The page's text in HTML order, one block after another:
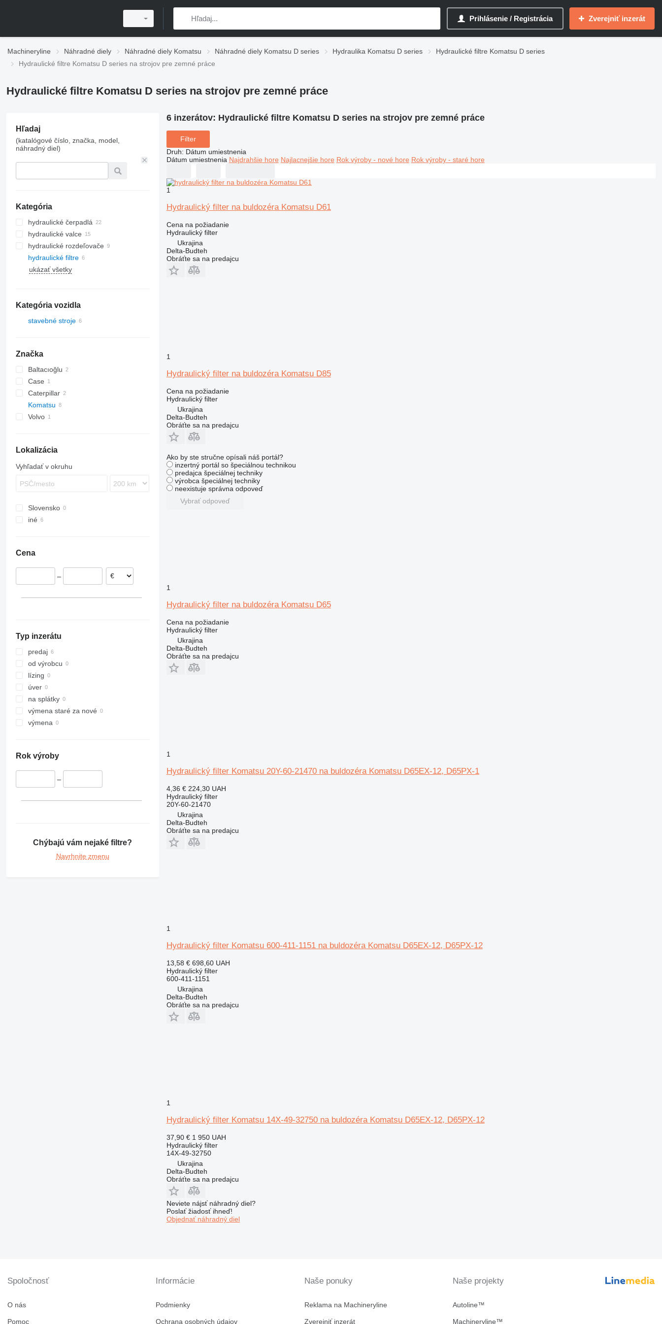
Prihlásenie / Registrácia Zverejniť inzerát
Machineryline Náhradné diely Náhradné diely Komatsu Náhradné diely Komatsu D series Hydraulika Komatsu D series
Hydraulické filtre Komatsu D series
Hydraulické filtre Komatsu D series na strojov pre zemné práce
Hydraulické filtre Komatsu D series na strojov pre zemné práce
Hľadaj
(katalógové číslo, značka, model,
náhradný diel)
Kategória
hydraulické čerpadlá
hydraulické valce
hydraulické rozdeľovače
hydraulické filtre
ukázať všetky
Kategória vozidla
stavebné stroje
Značka
Baltacıoğlu
Case
Caterpillar
D series
Komatsu
D series
D85
Volvo
Lokalizácia
Vyhľadať v okruhu
Slovensko
iné
Cena
–
Typ inzerátu
predaj
od výrobcu
lízing
úver
na splátky
výmena staré za nové
výmena
Rok výroby
–
Chýbajú vám nejaké filtre?
Navrhnite zmenu
6 inzerátov: Hydraulické filtre Komatsu D series na strojov pre zemné práce
Filter
Druh: Dátum umiestnenia
Dátum umiestnenia Najdrahšie hore Najlacnejšie hore Rok výroby - nové hore Rok výroby - staré hore
1
Hydraulický filter na buldozéra Komatsu D61
Cena na požiadanie
Hydraulický filter
Ukrajina
Delta-Budteh
Obráťte sa na predajcu
1
Hydraulický filter na buldozéra Komatsu D85
Cena na požiadanie
Hydraulický filter
Ukrajina
Delta-Budteh
Obráťte sa na predajcu
Ako by ste stručne opísali náš portál?
inzertný portál so špeciálnou technikou
predajca špeciálnej techniky
výrobca špeciálnej techniky
neexistuje správna odpoveď
Vybrať odpoveď
1
Hydraulický filter na buldozéra Komatsu D65
Cena na požiadanie
Hydraulický filter
Ukrajina
Delta-Budteh
Obráťte sa na predajcu
1
Hydraulický filter Komatsu 20Y-60-21470 na buldozéra Komatsu D65EX-12, D65PX-1
4,36 € 224,30 UAH
Hydraulický filter
20Y-60-21470
Ukrajina
Delta-Budteh
Obráťte sa na predajcu
1
Hydraulický filter Komatsu 600-411-1151 na buldozéra Komatsu D65EX-12, D65PX-12
13,58 € 698,60 UAH
Hydraulický filter
600-411-1151
Ukrajina
Delta-Budteh
Obráťte sa na predajcu
1
Hydraulický filter Komatsu 14X-49-32750 na buldozéra Komatsu D65EX-12, D65PX-12
37,90 € 1 950 UAH
Hydraulický filter
14X-49-32750
Ukrajina
Delta-Budteh
Obráťte sa na predajcu
Neviete nájsť náhradný diel?
Poslať žiadosť ihneď!
Objednať náhradný diel
Spoločnosť
O nás
Pomoc
Informácie
Podmienky
Ochrana osobných údajov
Naše ponuky
Reklama na Machineryline
Zverejniť inzerát
Naše projekty
Autoline™
Machineryline™